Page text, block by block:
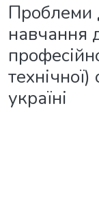
Проблеми
навчання
технічної)
україні